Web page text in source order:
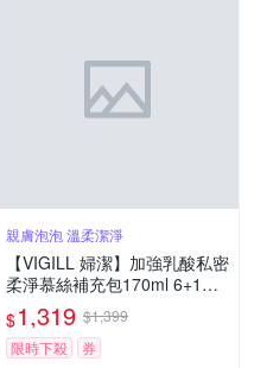
親膚泡泡 溫柔潔淨
【VIGILL 婦潔】加強乳酸私密
柔淨慕絲補充包170ml 6+1組
囤貨組-(EXP:2027/06/20)
$1,319 $1,399
限時下殺
券